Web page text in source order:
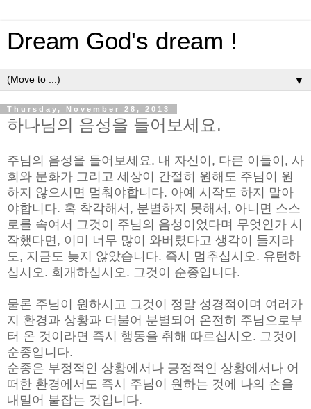
Dream God's dream !
▼
Thursday, November 28, 2013
하나님의 음성을 들어보세요.
주님의 음성을 들어보세요. 내 자신이, 다른 이들이, 사
회와 문화가 그리고 세상이 간절히 원해도 주님이 원
하지 않으시면 멈춰야합니다. 아예 시작도 하지 말아
야합니다. 혹 착각해서, 분별하지 못해서, 아니면 스스
로를 속여서 그것이 주님의 음성이었다며 무엇인가 시
작했다면, 이미 너무 많이 와버렸다고 생각이 들지라
도, 지금도 늦지 않았습니다. 즉시 멈추십시오. 유턴하
십시오. 회개하십시오. 그것이 순종입니다.
물론 주님이 원하시고 그것이 정말 성경적이며 여러가
지 환경과 상황과 더불어 분별되어 온전히 주님으로부
터 온 것이라면 즉시 행동을 취해 따르십시오. 그것이
순종입니다.
순종은 부정적인 상황에서나 긍정적인 상황에서나 어
떠한 환경에서도 즉시 주님이 원하는 것에 나의 손을
내밀어 붙잡는 것입니다.